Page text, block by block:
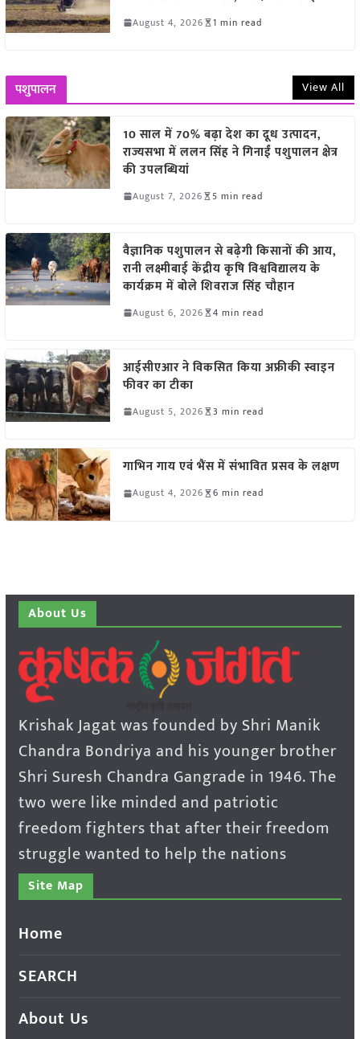
August 4, 2026 1 min read
पशुपालन View All
10 साल में 70% बढ़ा देश का दूध उत्पादन,
राज्यसभा में ललन सिंह ने गिनाईं पशुपालन क्षेत्र
की उपलब्धियां
August 7, 2026 5 min read
वैज्ञानिक पशुपालन से बढ़ेगी किसानों की आय,
रानी लक्ष्मीबाई केंद्रीय कृषि विश्वविद्यालय के
कार्यक्रम में बोले शिवराज सिंह चौहान
August 6, 2026 4 min read
आईसीएआर ने विकसित किया अफ्रीकी स्वाइन
फीवर का टीका
August 5, 2026 3 min read
गाभिन गाय एवं भैंस में संभावित प्रसव के लक्षण
August 4, 2026 6 min read
About Us
Krishak Jagat was founded by Shri Manik
Chandra Bondriya and his younger brother
Shri Suresh Chandra Gangrade in 1946. The
two were like minded and patriotic
freedom fighters that after their freedom
struggle wanted to help the nations
Site Map
Home
SEARCH
About Us